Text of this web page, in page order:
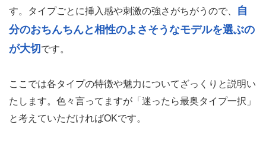
す。タイプごとに挿入感や刺激の強さがちがうので、
自
分のおちんちんと相性のよさそうなモデルを選ぶの
が大切 です。
ここでは各タイプの特徴や魅力についてざっくりと説明い
たします。色々言ってますが「迷ったら最奥タイプ一択」
と考えていただければOKです。